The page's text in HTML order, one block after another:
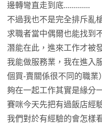
邊轉彎直走到底.............
不過我也不是完全排斥亂
求職者當中偶爾也能找到
潛能在此，進來工作才被
我能做服務業，我在進入
個買-賣關係很不同的職業
夠在一起工作其實是緣分
賽咪今天先把有過飯店經
我們對於有經驗的會怎樣